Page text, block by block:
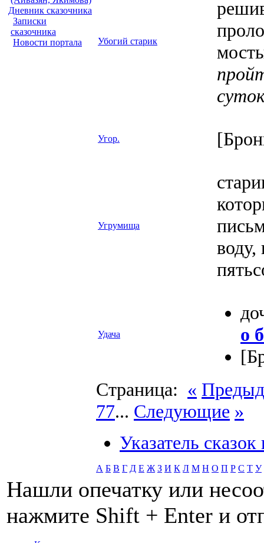
Дневник сказочника
Записки
сказочника
Новости портала
Убогий старик
Угор.
Угрумища
Удача
о
Страница: «
77... Следующие »
Указатель
А Б В Г Д Е Ж З И К Л М Н О П Р С Т У
Нашли опечатку или
нажмите Shift + Enter и